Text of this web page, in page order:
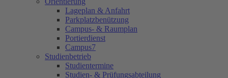
Lageplan & Anfahrt
Parkplatzbenützung
Campus- & Raumplan
Portierdienst
Campus7
Studienbetrieb
Studientermine
Studien- & Prüfungsabteilung